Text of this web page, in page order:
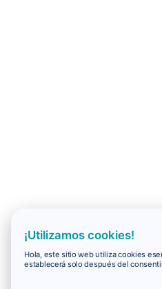
¡Utilizamos cookies!
Hola, este sitio web utiliza cookies
establecerá solo después del